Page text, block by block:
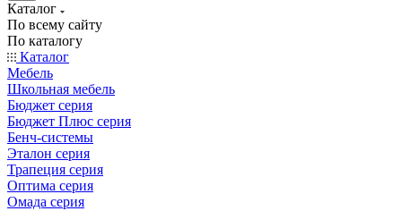
Каталог
По всему сайту
По каталогу
Каталог
Мебель
Школьная мебель
Бюджет серия
Бюджет Плюс серия
Бенч-системы
Эталон серия
Трапеция серия
Оптима серия
Омада серия